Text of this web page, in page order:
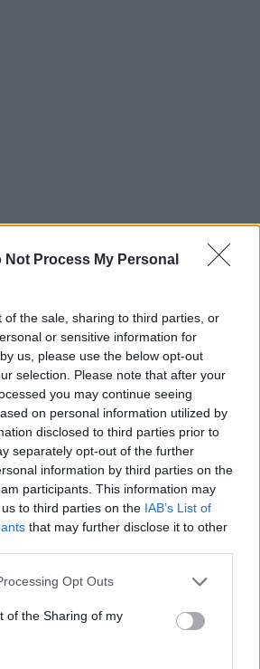
Not Process My Personal
of the sale, sharing to third parties, or
or sensitive information for
us, please use the below opt-out
selection. Please note that after your
you may continue seeing
on personal information utilized by
disclosed to third parties prior to
separately opt-out of the further
information by third parties on the
participants. This information may
to third parties on the IAB’s List of
that may further disclose it to other
website/app uses one or more Google
or usage behaviour. You may click to
to Google and its third-party tags to
specified purposes in below Google
Opt Outs
of the Sharing of my
informé ? Suivez-
sur
G o
News
Constipation
Fibre Grossesse
prévention des hémorroïdes
hémorroïdes Obésité
hémorroïdes
en cas d'hémorroïdes
les hémorroïdes